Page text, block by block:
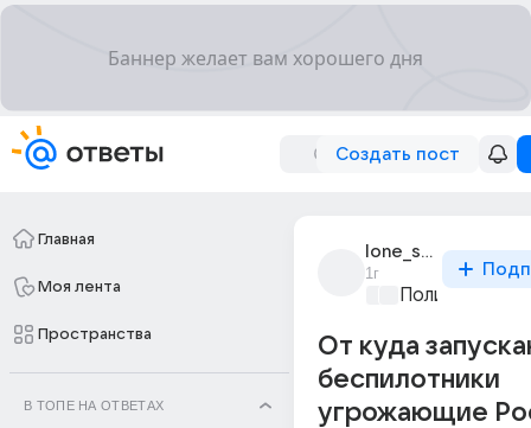
Создать пост
Главная
Моя лента
Пространства
В ТОПЕ НА ОТВЕТАХ
lone_star_22
1г
От куда
беспилотники
угрожающие